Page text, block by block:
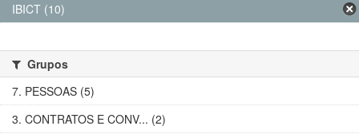
IBICT (10)
Grupos
7. PESSOAS (5)
3. CONTRATOS E CONV... (2)